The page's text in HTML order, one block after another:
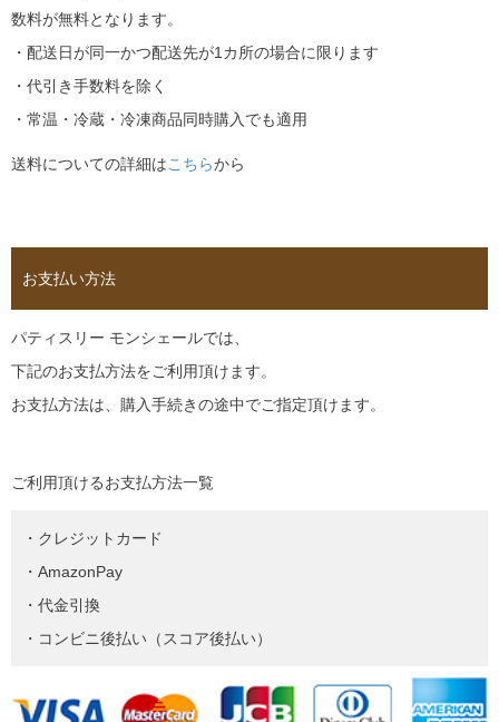
数料が無料となります。
・配送日が同一かつ配送先が1カ所の場合に限ります
・代引き手数料を除く
・常温・冷蔵・冷凍商品同時購入でも適用
送料についての詳細はこちらから
お支払い方法
パティスリー モンシェールでは、
下記のお支払方法をご利用頂けます。
お支払方法は、購入手続きの途中でご指定頂けます。
ご利用頂けるお支払方法一覧
・クレジットカード
・AmazonPay
・代金引換
・コンビニ後払い（スコア後払い）